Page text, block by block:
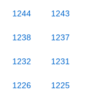
1244 1243
1238 1237
1232 1231
1226 1225